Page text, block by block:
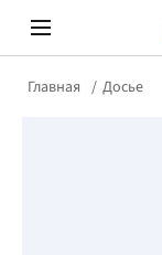
Главная Досье